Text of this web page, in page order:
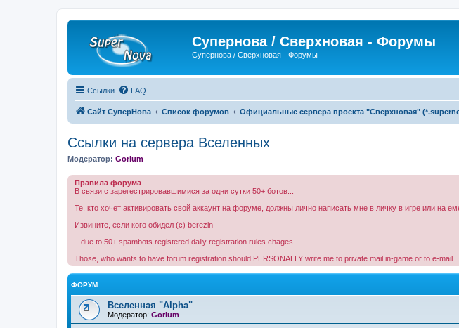
Супернова / Сверхновая - Форумы
Супернова / Сверхновая - Форумы
Ссылки FAQ
Сайт СуперНова Список форумов Официальные сервера проекта "Сверхновая"
Ссылки на сервера Вселенных
Модератор: Gorlum
Правила форума
В связи с зарегестрировавшимися за одни сутки 50+ ботов...
Те, кто хочет активировать свой аккаунт на форуме, должны лично написать мне в личку в игре или на
Извините, если кого обидел (c) berezin
...due to 50+ spambots registered daily registration rules chages.
Those, who wants to have forum registration should PERSONALLY write me to private mail in-game or to e-mail.
ФОРУМ
Вселенная "Alpha"
Модератор: Gorlum